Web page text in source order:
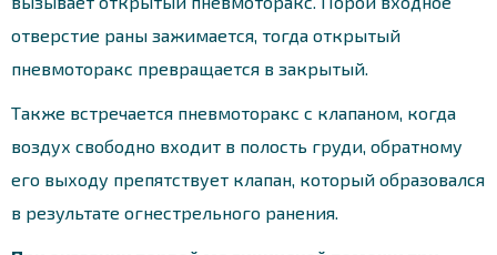
отверстие раны зажимается, тогда открытый
пневмоторакс превращается в закрытый.
Также встречается пневмоторакс с клапаном, когда
воздух свободно входит в полость груди, обратному
его выходу препятствует клапан, который образовался
в результате огнестрельного ранения.